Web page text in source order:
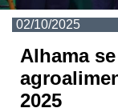
02/10/2025
Alhama
2025